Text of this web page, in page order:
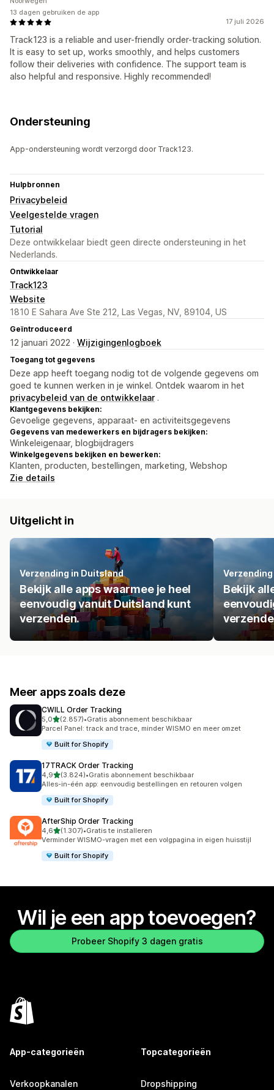
17 juli 2026
Track123 is a reliable and user-friendly order-tracking solution.
It is easy to set up, works smoothly, and helps customers
follow their deliveries with confidence. The support team is
also helpful and responsive. Highly recommended!
13 dagen gebruiken de app
Ondersteuning
App-ondersteuning wordt verzorgd door Track123.
Hulpbronnen
Privacybeleid
Veelgestelde vragen
Tutorial
Deze ontwikkelaar biedt geen directe ondersteuning in het
Nederlands.
Ontwikkelaar
Track123
Website
1810 E Sahara Ave Ste 212, Las Vegas, NV, 89104, US
Geïntroduceerd
12 januari 2022 · Wijzigingenlogboek
Toegang tot gegevens
Deze app heeft toegang nodig tot de volgende gegevens om
goed te kunnen werken in je winkel. Ontdek waarom in het
privacybeleid van de ontwikkelaar .
Klantgegevens bekijken:
Gevoelige gegevens, apparaat- en activiteitsgegevens
Gegevens van medewerkers en bijdragers bekijken:
Winkeleigenaar, blogbijdragers
Winkelgegevens bekijken en bewerken:
Klanten, producten, bestellingen, marketing, Webshop
Zie details
Uitgelicht in
Verzending in Duitsland
Bekijk alle apps waarmee je heel
eenvoudig vanuit Duitsland kunt
verzenden.
Bekijk
Meer apps zoals deze
CWILL Order Tracking
5,0van 5 sterren
(2.857)
2857 recensies in totaal
•Gratis abonnement beschikbaar
Parcel Panel: track and trace, minder WISMO en meer omzet
Built for Shopify
17TRACK Order Tracking
4,9van 5 sterren
(3.824)
3824 recensies in totaal
•Gratis abonnement beschikbaar
Alles-in-één app: eenvoudig bestellingen en retouren volgen
Built for Shopify
AfterShip Order Tracking
4,6van 5 sterren
(1.307)
1307 recensies in totaal
•Gratis te installeren
Verminder WISMO-vragen met een volgpagina in eigen huisstijl
Built for Shopify
Wil je een app toevoegen?
Probeer Shopify 3 dagen gratis
App-categorieën
Verkoopkanalen
Topcategorieën
Dropshipping